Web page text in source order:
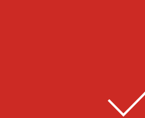
Några av